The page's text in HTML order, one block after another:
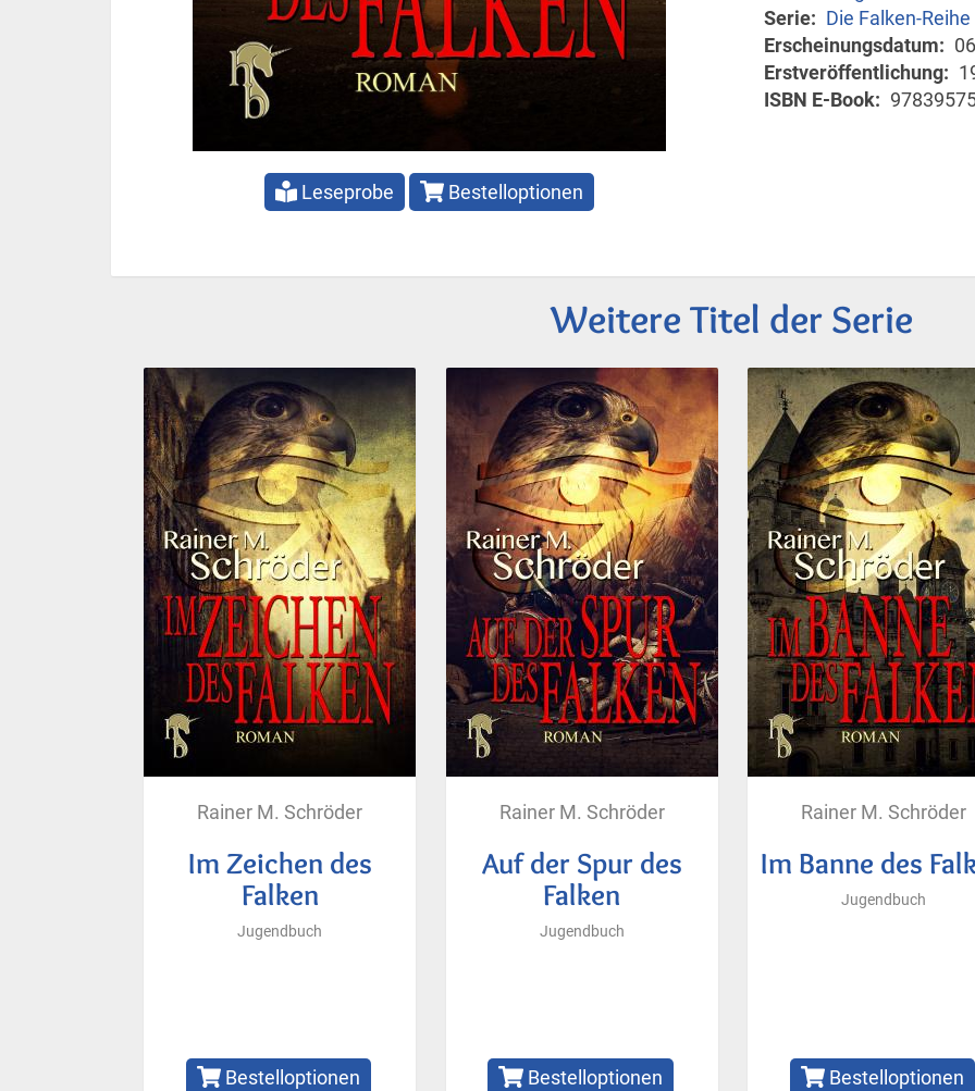
Leseprobe Bestelloptionen
Serie
Die Falken-Reihe
Erscheinungsdatum
Erstveröffentlichung
ISBN E-Book
Weitere Titel der Serie
Rainer M. Schröder
Im Zeichen des
Falken
Jugendbuch
Bestelloptionen
Rainer M. Schröder
Auf der Spur des
Falken
Jugendbuch
Bestelloptionen
Rainer M. Schröder
Im Banne des
Jugendbuch
Bestelloptionen